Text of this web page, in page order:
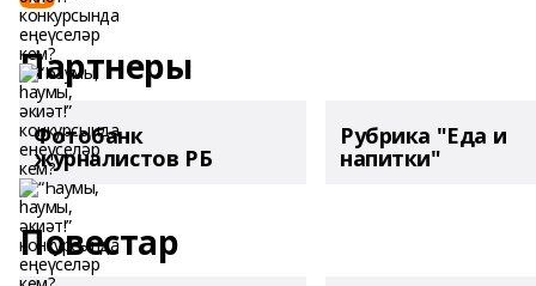
Партнеры
Фотобанк
журналистов РБ
Рубрика "Еда и
напитки"
Повестар